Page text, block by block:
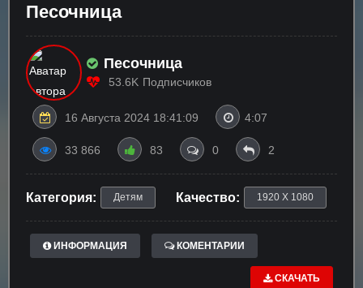
Песочница
Песочница
53.6K Подписчиков
16 Августа 2024 18:41:09 4:07
33 866 83 0 2
Категория: Детям Качество: 1920 X 1080
ИНФОРМАЦИЯ КОМЕНТАРИИ
СКАЧАТЬ